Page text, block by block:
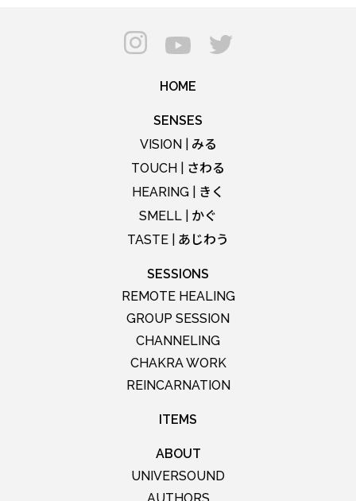
HOME
SENSES
VISION | みる
TOUCH | さわる
HEARING | きく
SMELL | かぐ
TASTE | あじわう
SESSIONS
REMOTE HEALING
GROUP SESSION
CHANNELING
CHAKRA WORK
REINCARNATION
ITEMS
ABOUT
UNIVERSOUND